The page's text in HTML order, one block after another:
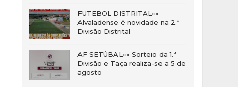
FUTEBOL DISTRITAL»»
Alvaladense é novidade na 2.ª
Divisão Distrital
AF SETÚBAL»» Sorteio da 1.ª
Divisão e Taça realiza-se a 5 de
agosto